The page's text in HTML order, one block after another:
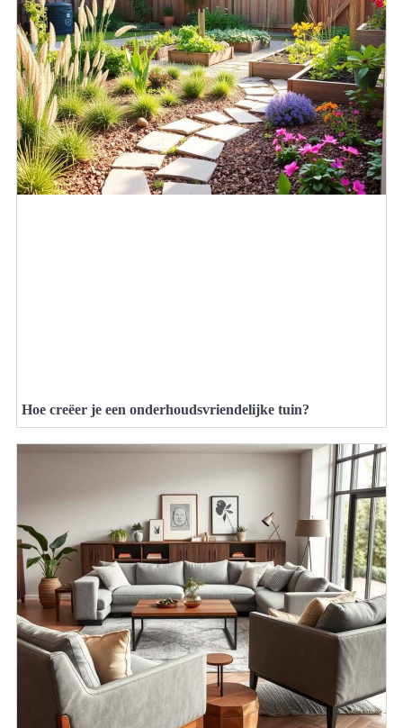
Hoe creëer je een onderhoudsvriendelijke tuin?